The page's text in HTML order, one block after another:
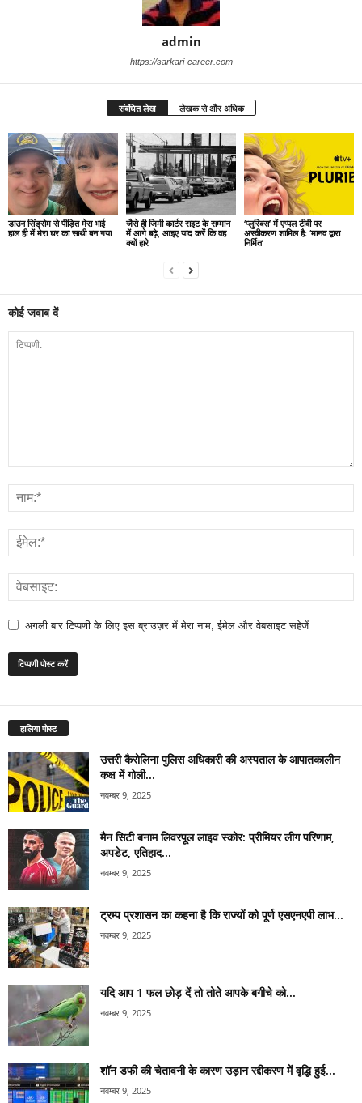
admin
https://sarkari-career.com
संबंधित लेख लेखक से और अधिक
डाउन सिंड्रोम से पीड़ित मेरा भाई
हाल ही में मेरा घर का साथी बन गया
जैसे ही जिमी कार्टर राइट के सम्मान
में आगे बढ़े, आइए याद करें कि वह
क्यों हारे
‘प्लुरिबस’ में एप्पल टीवी पर
अस्वीकरण शामिल है: ‘मानव द्वारा
निर्मित’
कोई जवाब दें
अगली बार टिप्पणी के लिए इस ब्राउज़र में मेरा नाम, ईमेल और वेबसाइट सहेजें
हालिया पोस्ट
उत्तरी कैरोलिना पुलिस अधिकारी की अस्पताल के आपातकालीन
कक्ष में गोली...
नवम्बर 9, 2025
मैन सिटी बनाम लिवरपूल लाइव स्कोर: प्रीमियर लीग परिणाम,
अपडेट, एतिहाद...
नवम्बर 9, 2025
ट्रम्प प्रशासन का कहना है कि राज्यों को पूर्ण एसएनएपी लाभ...
नवम्बर 9, 2025
यदि आप 1 फल छोड़ दें तो तोते आपके बगीचे को...
नवम्बर 9, 2025
शॉन डफी की चेतावनी के कारण उड़ान रद्दीकरण में वृद्धि हुई...
नवम्बर 9, 2025